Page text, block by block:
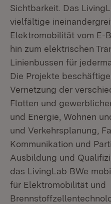
Sichtbarkeit. Das
vielfältige
Elektromobilität vom E-
hin zum elektrischen
Linienbussen für
Die Projekte
Vernetzung der
Flotten und
und Energie, Wohnen
und Verkehrsplanung,
Kommunikation und
Ausbildung und
das LivingLab BWe
für Elektromobilität und